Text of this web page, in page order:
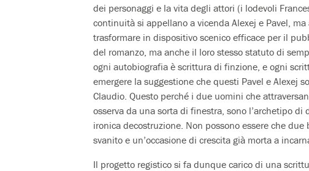
dei personaggi e la vita degli attori (i lodevoli
continuità si appellano a vicenda Alexej e Pavel,
trasformare in dispositivo scenico efficace per il
del romanzo, ma anche il loro stesso statuto di
ogni autobiografia è scrittura di finzione, e ogni
emergere la suggestione che questi Pavel e Alexej
Claudio. Questo perché i due uomini che
osserva da una sorta di finestra, sono l’archetipo
ironica decostruzione. Non possono essere che
svanito e un’occasione di crescita già morta a
Il progetto registico si fa dunque carico di una